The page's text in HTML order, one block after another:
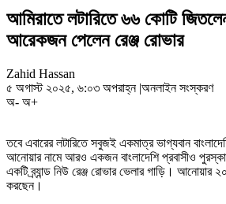
আমিরাতে লটারিতে ৬৬ কোটি
আরেকজন পেলেন রেঞ্জ রোভার
Zahid Hassan
৫ অগাস্ট ২০২৫, ৬:০৩ অপরাহ্ন |অনলাইন সংস্করণ
অ- অ+
তবে এবারের লটারিতে সবুজই একমাত্র ভাগ্যবান
আনোয়ার নামে আরও একজন বাংলাদেশি প্রবাসীও
একটি ব্র্যান্ড নিউ রেঞ্জ রোভার ভেলার গাড়ি। আনোয়ার
করছেন।